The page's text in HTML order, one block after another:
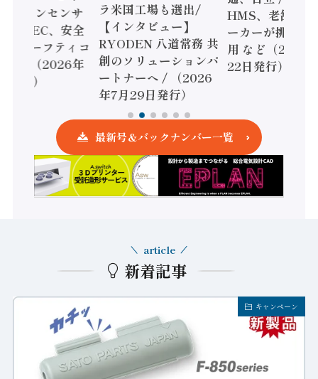
ジョンセンサ
/ IDEC、安全
すセーフティコ
ーラ（2026年
発行）
ラ米国工場も選出/
【インタビュー】
RYODEN 八道常務 共
創のソリューションパ
ートナーへ / （2026
年7月29日発行）
HMS、老舗ポ
ーカーが挑むデ
用 など（2026
22日発行）
最新号＆バックナンバー一覧
新着記事
article
キャンペーン